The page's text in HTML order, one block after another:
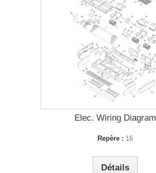
Elec. Wiring Diagram
Repère : 16
Détails